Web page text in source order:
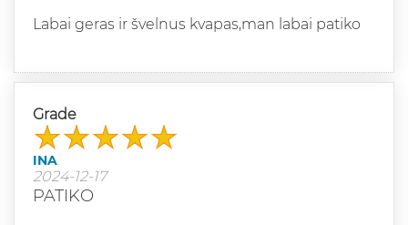
Labai geras ir švelnus kvapas,man labai patiko
Grade
INA
2024-12-17
PATIKO